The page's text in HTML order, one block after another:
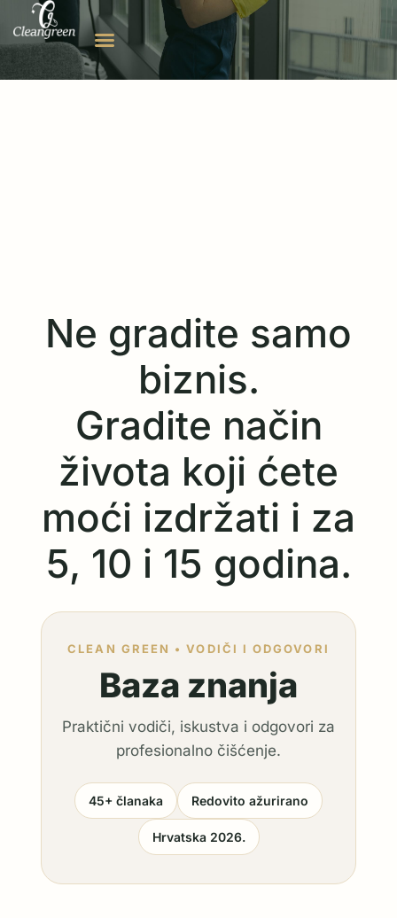
Ne gradite samo
biznis.
Gradite način
života koji ćete
moći izdržati i za
5, 10 i 15 godina.
CLEAN GREEN • VODIČI I ODGOVORI
Baza znanja
Praktični vodiči, iskustva i odgovori za
profesionalno čišćenje.
45+ članaka Redovito ažurirano
Hrvatska 2026.